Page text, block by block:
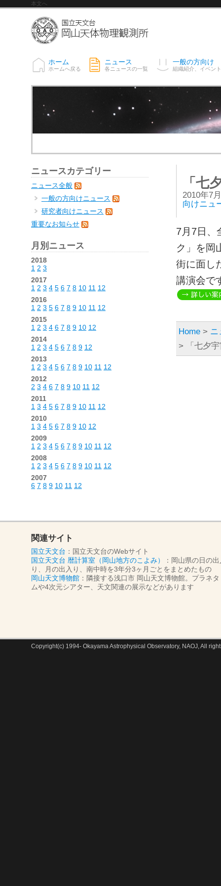
本文へ
ホーム
ホームへ戻る
ニュース
各ニュースの一覧
一般の方向け
組織紹介、イベン
「七
2010年7
向けニュ
7月7日、
ク」を岡
街に面し
講演会で
Home > ニ
> 「七夕
ニュースカテゴリー
ニュース全般
一般の方向けニュース
研究者向けニュース
重要なお知らせ
月別ニュース
2018
1 2 3
2017
1 2 3 4 5 6 7 8 10 11 12
2016
1 2 3 5 6 7 8 9 10 11 12
2015
1 2 3 4 6 7 8 9 10 12
2014
1 2 3 4 5 6 7 8 9 12
2013
1 2 3 4 5 6 7 8 9 10 11 12
2012
2 3 4 6 7 8 9 10 11 12
2011
1 3 4 5 6 7 8 9 10 11 12
2010
1 3 4 5 6 7 8 9 10 12
2009
1 2 3 4 5 6 7 8 9 10 11 12
2008
1 2 3 4 5 6 7 8 9 10 11 12
2007
6 7 8 9 10 11 12
関連サイト
国立天文台 ：国立天文台のWebサイト
国立天文台 暦計算室（岡山地方のこよみ）
：岡山県の日の
り、月の出入り、南中時を3年分3ヶ月ごとをまとめたもの
岡山天文博物館 ：隣接する浅口市 岡山天文博物館。プラネタ
ムや4次元シアター、天文関連の展示などがあります
Copyright(c) 1994- Okayama Astrophysical Observatory, NAOJ, All